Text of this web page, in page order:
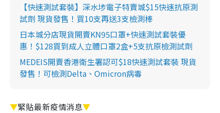
【快速測試套裝】深水埗電子特賣城$15快速抗原測
試劑 現貨發售！買10支再送3支檢測棒
日本城分店現貨開賣KN95口罩+快速測試套裝優
惠！$128買到成人立體口罩2盒+5支抗原檢測試劑
MEDEIS開賣香港衛生署認可$18快速測試套裝 現貨
發售！可檢測Delta、Omicron病毒
▼緊貼最新疫情消息▼